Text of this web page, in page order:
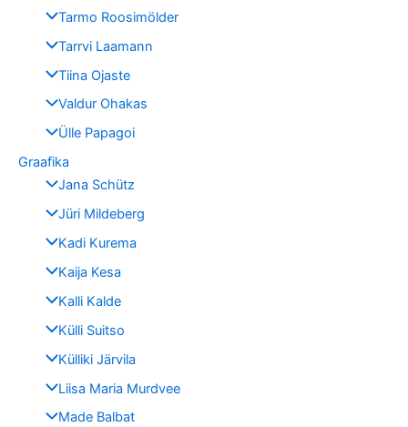
Tarmo Roosimölder
Tarrvi Laamann
Tiina Ojaste
Valdur Ohakas
Ülle Papagoi
Graafika
Jana Schütz
Jüri Mildeberg
Kadi Kurema
Kaija Kesa
Kalli Kalde
Külli Suitso
Külliki Järvila
Liisa Maria Murdvee
Made Balbat